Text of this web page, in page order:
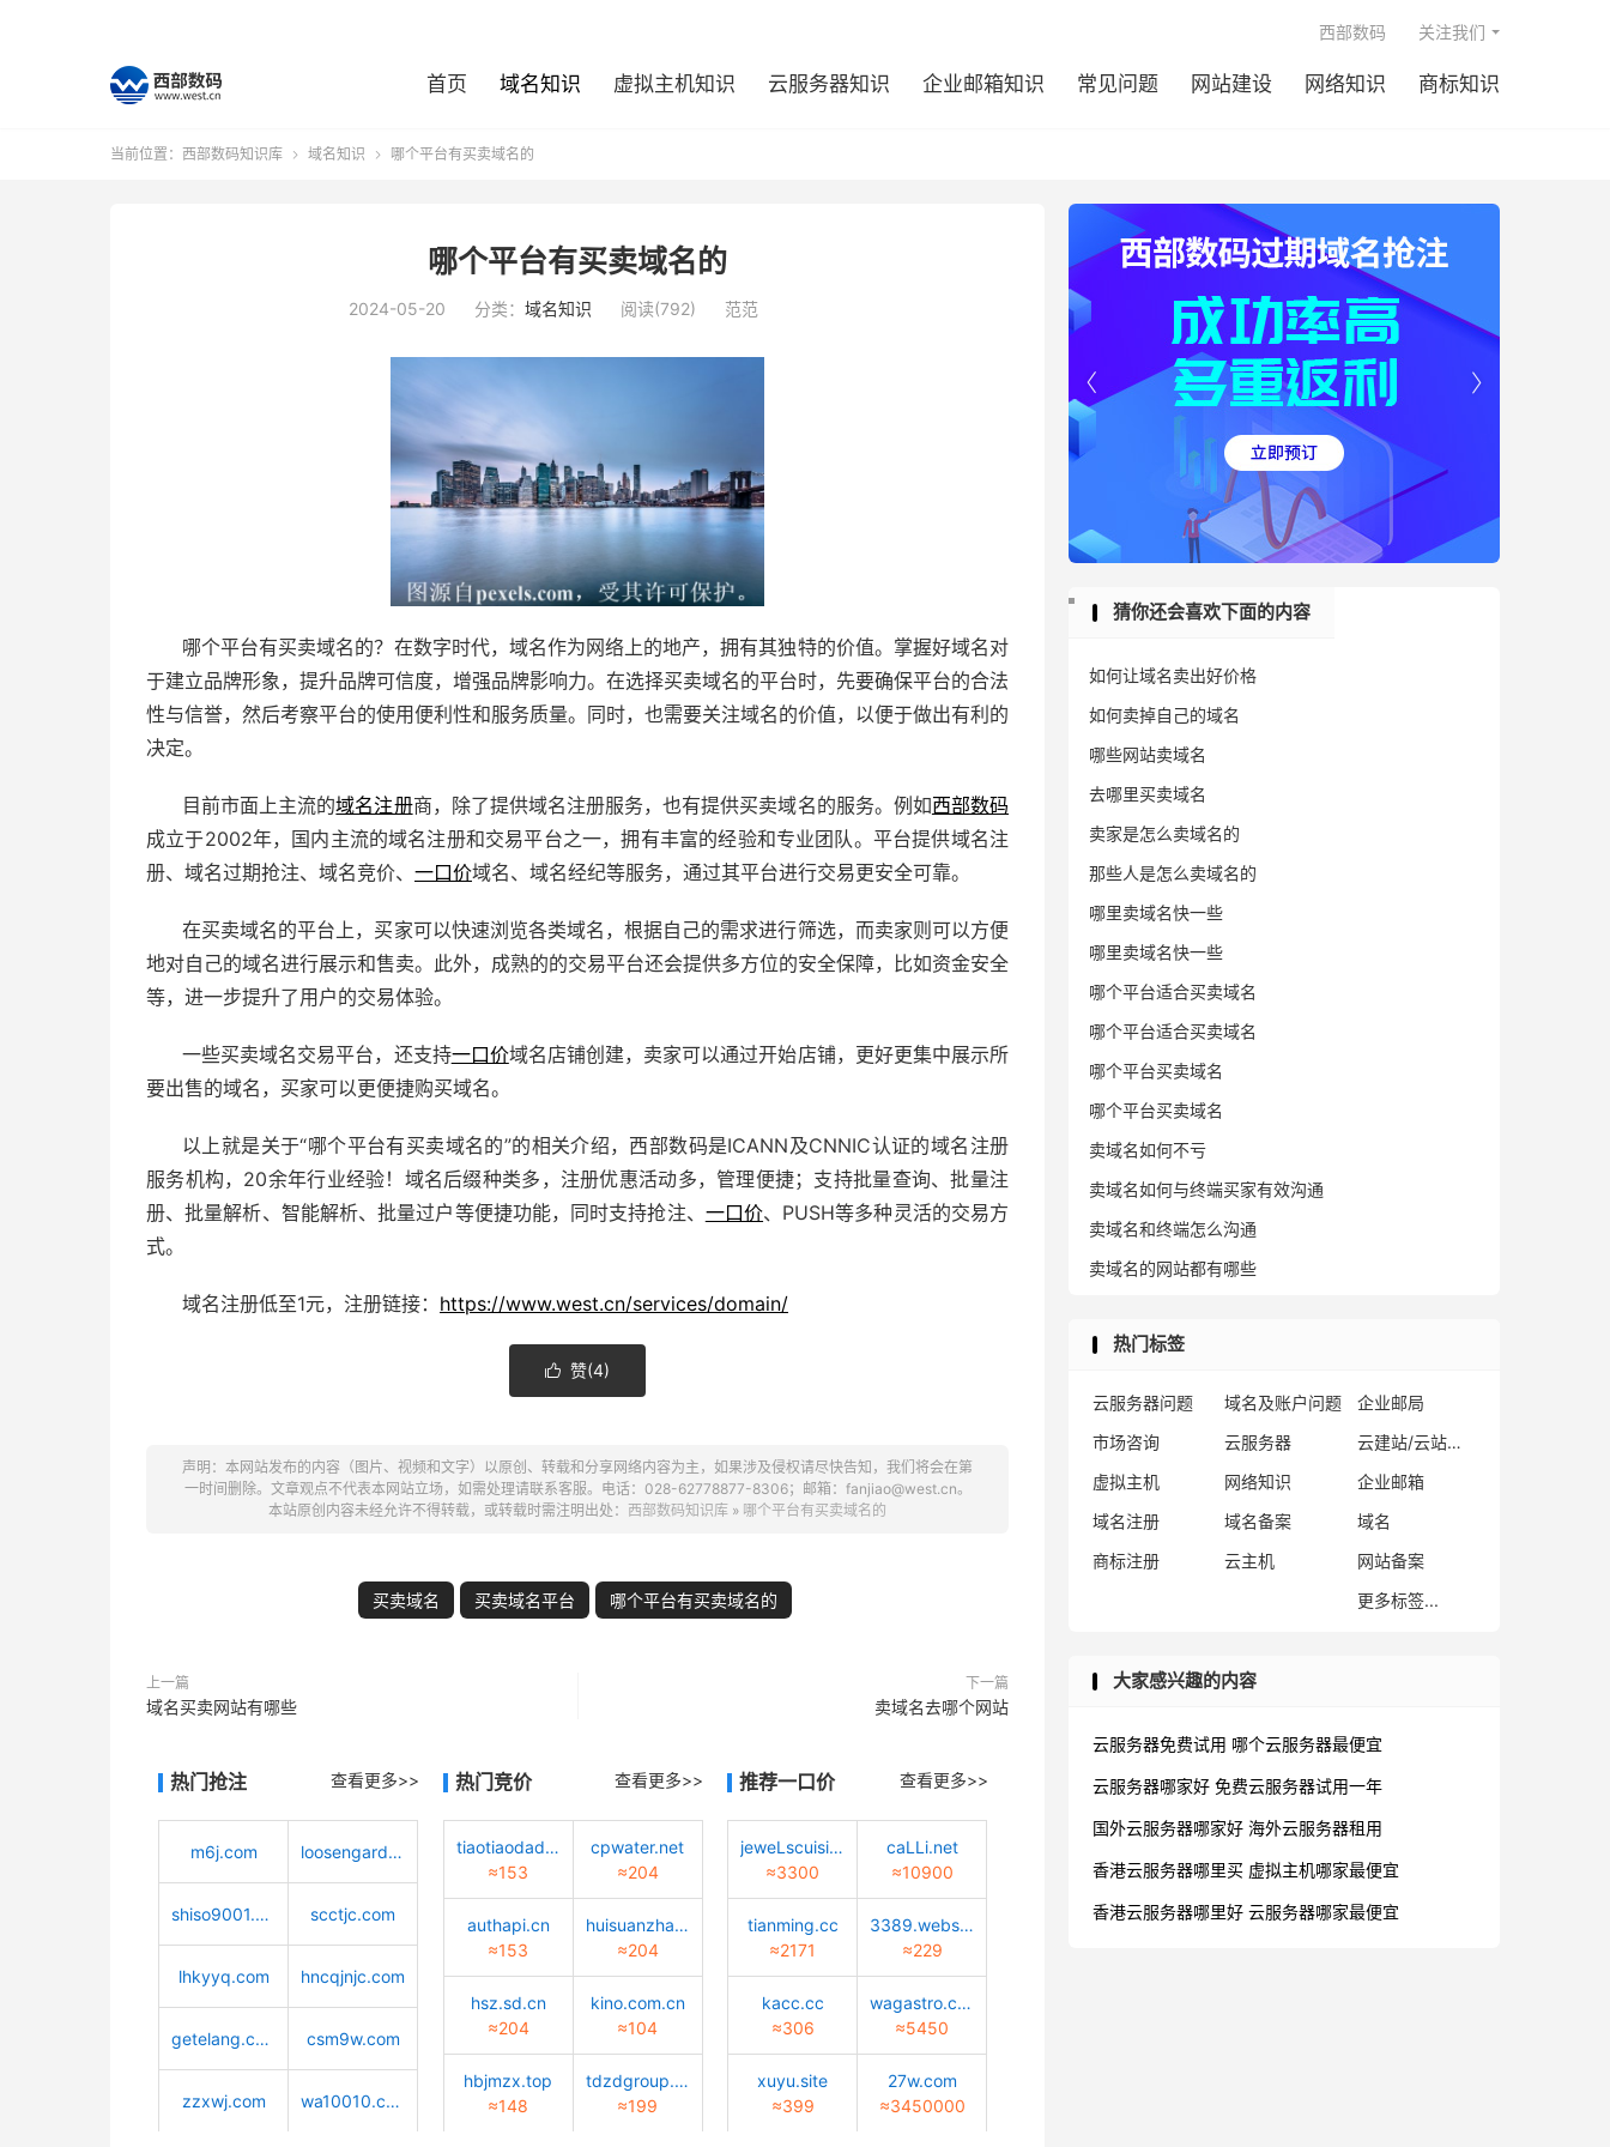
首页 域名知识 虚拟主机知识 云服务器知识 企业邮箱知识 常见问题 网站建设 网络知识 商标知识
西部数码 关注我们
当前位置： 西部数码知识库  域名知识  哪个平台有买卖域名的
哪个平台有买卖域名的
2024-05-20 分类： 域名知识 阅读(792) 范范
哪个平台有买卖域名的？在数字时代，域名作为网络上的地产，拥有其独特的价值。掌握好域名对
于建立品牌形象，提升品牌可信度，增强品牌影响力。在选择买卖域名的平台时，先要确保平台的合法
性与信誉，然后考察平台的使用便利性和服务质量。同时，也需要关注域名的价值，以便于做出有利的
决定。
目前市面上主流的域名注册商，除了提供域名注册服务，也有提供买卖域名的服务。例如西部数码
成立于2002年，国内主流的域名注册和交易平台之一，拥有丰富的经验和专业团队。平台提供域名注
册、域名过期抢注、域名竞价、 一口价域名、域名经纪等服务，通过其平台进行交易更安全可靠。
在买卖域名的平台上，买家可以快速浏览各类域名，根据自己的需求进行筛选，而卖家则可以方便
地对自己的域名进行展示和售卖。此外，成熟的的交易平台还会提供多方位的安全保障，比如资金安全
等，进一步提升了用户的交易体验。
一些买卖域名交易平台，还支持一口价域名店铺创建，卖家可以通过开始店铺，更好更集中展示所
要出售的域名，买家可以更便捷购买域名。
以上就是关于“哪个平台有买卖域名的”的相关介绍， 西部数码是ICANN及CNNIC认证的域名注册
服务机构，20余年行业经验！域名后缀种类多，注册优惠活动多，管理便捷；支持批量查询、批量注
册、批量解析、智能解析、批量过户等便捷功能，同时支持抢注、 一口价、PUSH等多种灵活的交易方
式。
域名注册低至1元，注册链接： https://www.west.cn/services/domain/
 赞(4)
声明：本网站发布的内容（图片、视频和文字）以原创、转载和分享网络内容为主，如果涉及侵权请尽快告知，我们将会在第
一时间删除。文章观点不代表本网站立场，如需处理请联系客服。电话：028-62778877-8306；邮箱：fanjiao@west.cn。
本站原创内容未经允许不得转载，或转载时需注明出处： 西部数码知识库 » 哪个平台有买卖域名的
买卖域名 买卖域名平台 哪个平台有买卖域名的
上一篇
域名买卖网站有哪些
下一篇
卖域名去哪个网站
热门抢注 查看更多>>
m6j.com loosengarden.com
shiso9001.com scctjc.com
lhkyyq.com hncqjnjc.com
getelang.com csm9w.com
zzxwj.com wa10010.com
热门竞价 查看更多>>
tiaotiaodadao.com
≈153
cpwater.net
≈204
authapi.cn
≈153
huisuanzhang.sd.cn
≈204
hsz.sd.cn
≈204
kino.com.cn
≈104
hbjmzx.top
≈148
tdzdgroup.com
≈199
推荐一口价 查看更多>>
jeweLscuisine.com
≈3300
caLLi.net
≈10900
tianming.cc
≈2171
3389.website
≈229
kacc.cc
≈306
wagastro.com
≈5450
xuyu.site
≈399
27w.com
≈3450000


猜你还会喜欢下面的内容
如何让域名卖出好价格
如何卖掉自己的域名
哪些网站卖域名
去哪里买卖域名
卖家是怎么卖域名的
那些人是怎么卖域名的
哪里卖域名快一些
哪里卖域名快一些
哪个平台适合买卖域名
哪个平台适合买卖域名
哪个平台买卖域名
哪个平台买卖域名
卖域名如何不亏
卖域名如何与终端买家有效沟通
卖域名和终端怎么沟通
卖域名的网站都有哪些
热门标签
云服务器问题 域名及账户问题
企业邮局
市场咨询
云服务器
云建站/云站群/小程序
虚拟主机
网络知识
企业邮箱
域名注册
域名备案
域名
商标注册
云主机
网站备案
更多标签...
大家感兴趣的内容
云服务器免费试用 哪个云服务器最便宜
云服务器哪家好 免费云服务器试用一年
国外云服务器哪家好 海外云服务器租用
香港云服务器哪里买 虚拟主机哪家最便宜
香港云服务器哪里好 云服务器哪家最便宜